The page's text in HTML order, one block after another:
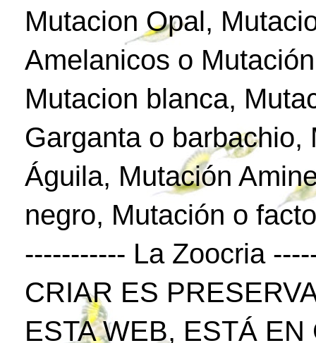
Mutacion Opal,
Amelanicos o
Mutacion blanca,
Garganta o
Águila, Mutación
negro, Mutación o
----------- La Zoocria
CRIAR ES
ESTA WEB, ESTÁ